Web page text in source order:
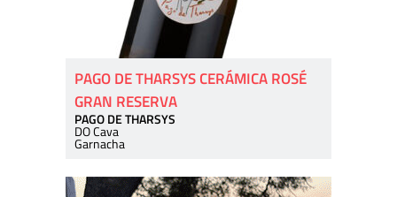
PAGO DE THARSYS CERÁMICA ROSÉ
GRAN RESERVA
PAGO DE THARSYS
DO Cava
Garnacha